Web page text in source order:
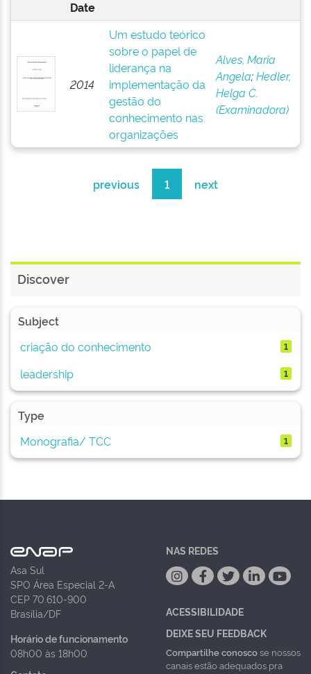
Date
2014
Um estudo teórico
sobre o papel de
liderança na
implementação da
gestão do
conhecimento nas
organizações
Alves, Maria
Angela;Hedler,
Helga C.
(Examinadora)
previous 1 next
Discover
Subject
criação do conhecimento
1
leadership 1
Type
Monografia/ TCC
1
Asa Sul
SPO Área Especial 2-A
CEP 70.610-900
Brasília/DF
Horário de funcionamento
08h00 às 18h00
NAS REDES
ACESSIBILIDADE
DEIXE SEU FEEDBACK
Compartilhe conoscose nossos
canais estão adequados pra